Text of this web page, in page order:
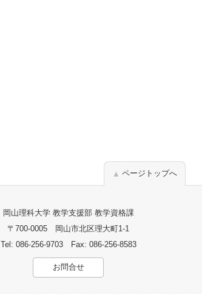
ページトップへ
岡山理科大学 教学支援部 教学資格課
〒700-0005 岡山市北区理大町1-1
Tel: 086-256-9703 Fax: 086-256-8583
お問合せ